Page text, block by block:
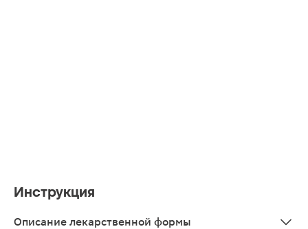
Инструкция
Описание лекарственной формы